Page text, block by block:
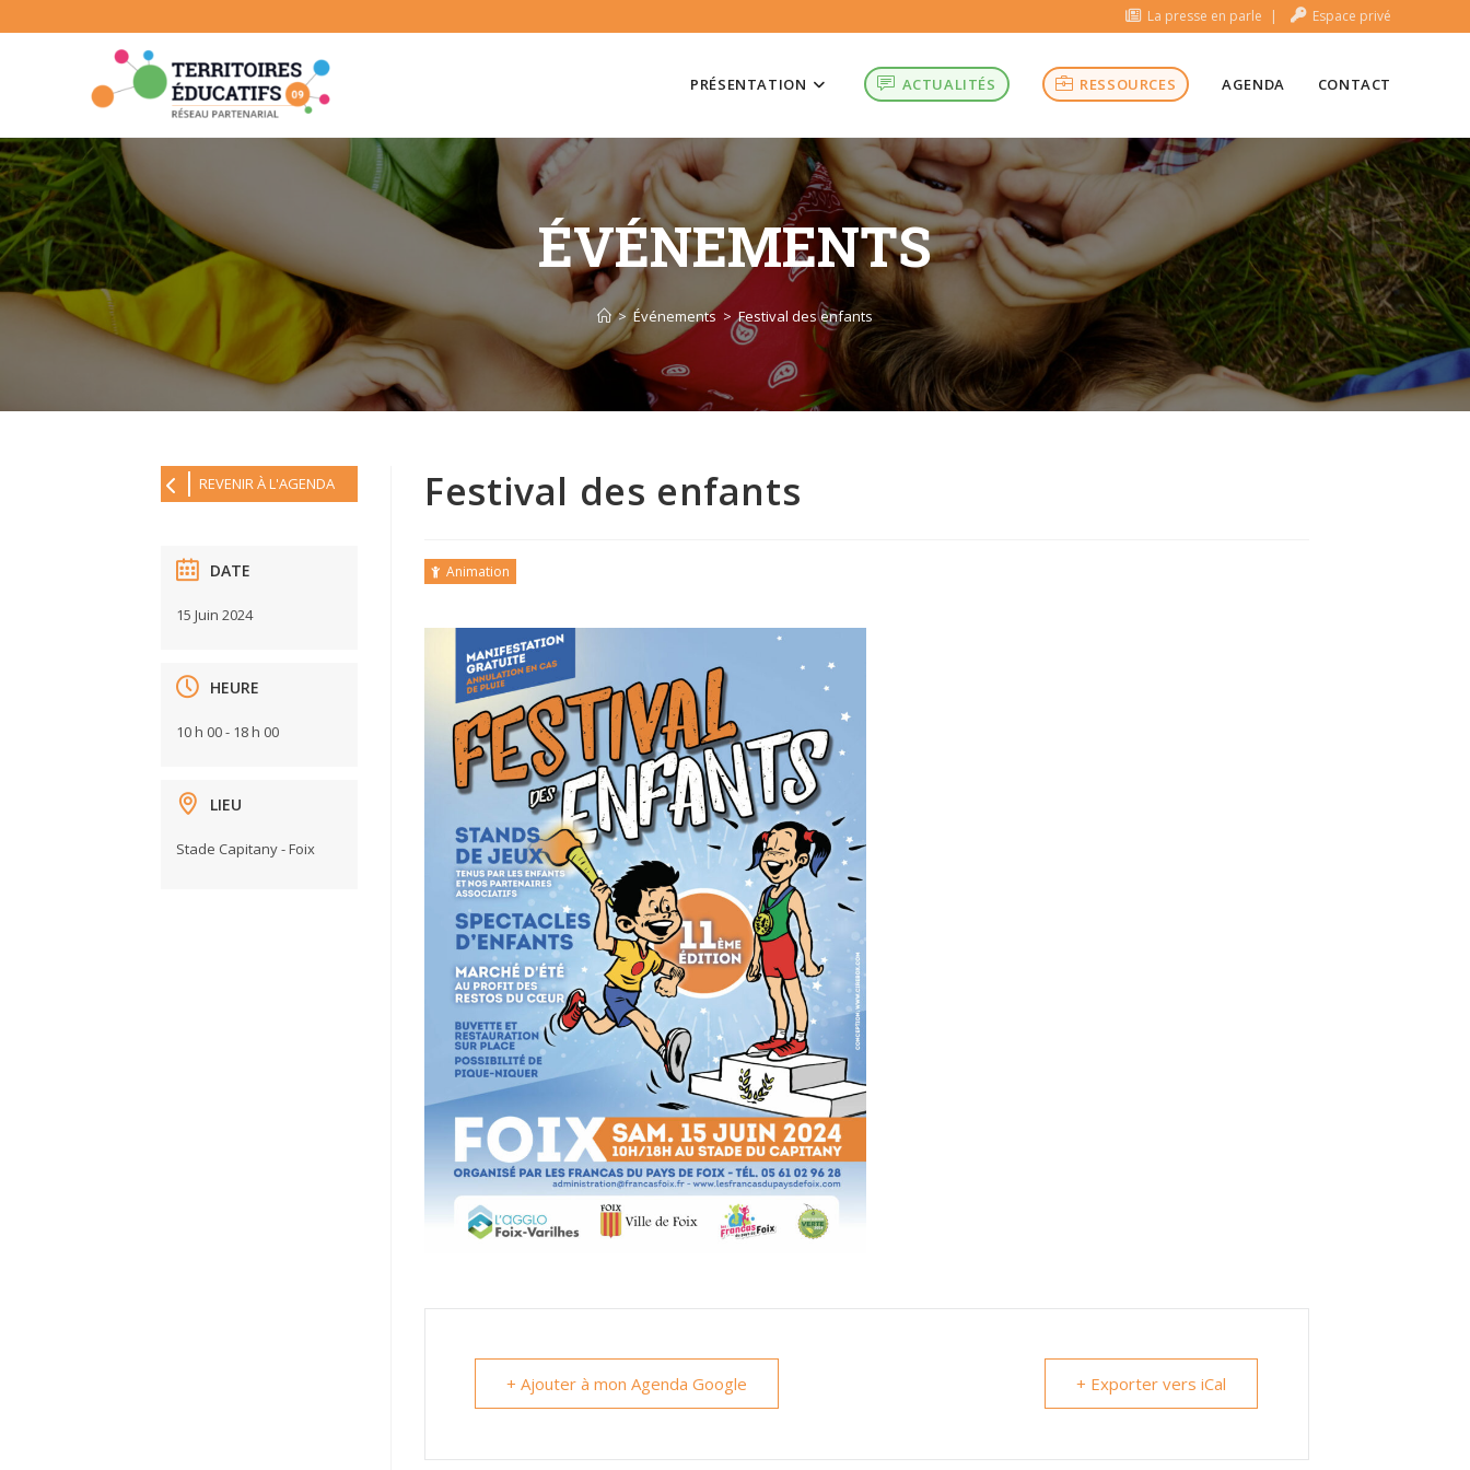
to
La presse en parle Espace privé
PRÉSENTATION ACTUALITÉS RESSOURCES AGENDA CONTACT
ÉVÉNEMENTS
> Événements > Festival des enfants
Festival des enfants
Animation
+ Ajouter à mon Agenda Google + Exporter vers iCal
REVENIR À L'AGENDA
DATE
15 Juin 2024
HEURE
10 h 00 - 18 h 00
LIEU
Stade Capitany - Foix